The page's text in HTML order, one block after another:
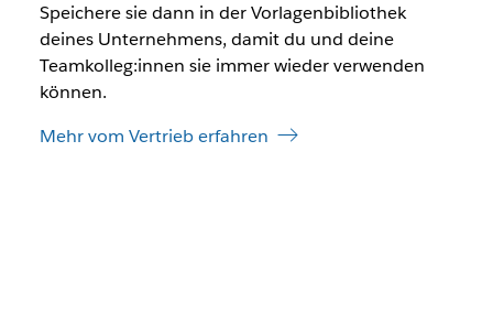
Speichere sie dann in der Vorlagenbibliothek
deines Unternehmens, damit du und deine
Teamkolleg:innen sie immer wieder verwenden
können.
Mehr vom Vertrieb erfahren